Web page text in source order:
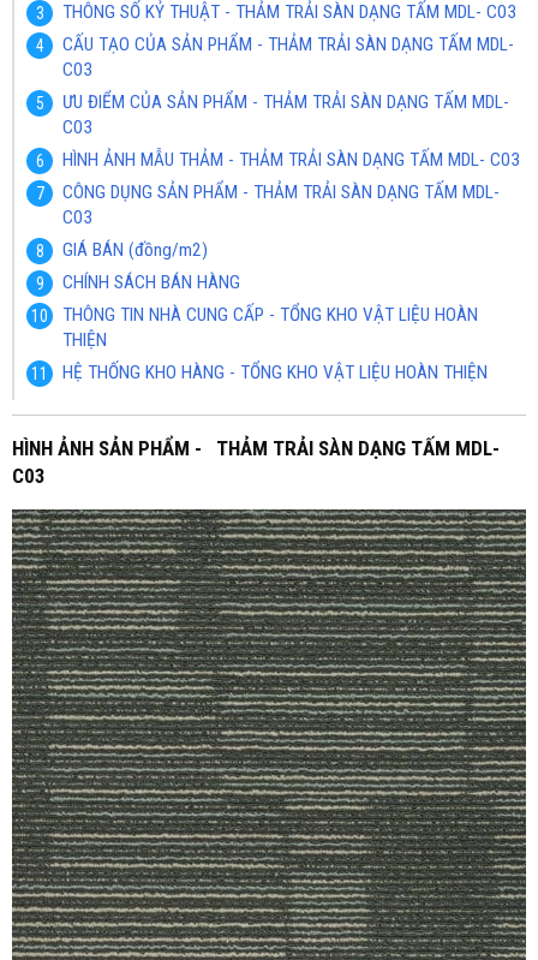
THÔNG SỐ KỶ THUẬT - THẢM TRẢI SÀN DẠNG TẤM MDL- C03
CẤU TẠO CỦA SẢN PHẨM - THẢM TRẢI SÀN DẠNG TẤM MDL-
C03
ƯU ĐIỂM CỦA SẢN PHẨM - THẢM TRẢI SÀN DẠNG TẤM MDL-
C03
HÌNH ẢNH MẪU THẢM - THẢM TRẢI SÀN DẠNG TẤM MDL- C03
CÔNG DỤNG SẢN PHẨM - THẢM TRẢI SÀN DẠNG TẤM MDL-
C03
GIÁ BÁN (đồng/m2)
CHÍNH SÁCH BÁN HÀNG
THÔNG TIN NHÀ CUNG CẤP - TỔNG KHO VẬT LIỆU HOÀN
THIỆN
HỆ THỐNG KHO HÀNG - TỔNG KHO VẬT LIỆU HOÀN THIỆN
HÌNH ẢNH SẢN PHẨM - THẢM TRẢI SÀN DẠNG TẤM MDL-
C03